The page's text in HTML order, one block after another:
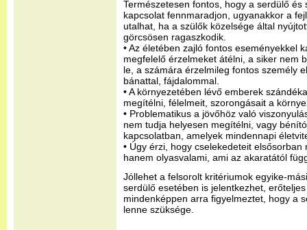
Természetesen fontos, hogy a serdülő
kapcsolat fennmaradjon, ugyanakkor a
utalhat, ha a szülők közelsége által
görcsösen ragaszkodik.
• Az életében zajló fontos eseményekkel
megfelelő érzelmeket átélni, a siker nem
le, a számára érzelmileg fontos személy
bánattal, fájdalommal.
• A környezetében lévő emberek
megítélni, félelmeit, szorongásait a
• Problematikus a jövőhöz való
nem tudja helyesen megítélni, vagy
kapcsolatban, amelyek mindennapi
• Úgy érzi, hogy cselekedeteit
hanem olyasvalami, ami az akaratától
Jóllehet a felsorolt kritériumok egyike-
serdülő esetében is jelentkezhet,
mindenképpen arra figyelmeztet, hogy a
lenne szüksége.